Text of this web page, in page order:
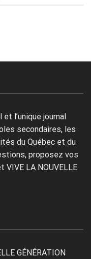
l’unique journal
secondaires, les
du Québec et du
proposez vos
LA NOUVELLE
GÉNÉRATION